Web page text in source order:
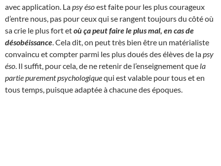
avec application. Lapsy ésoest faite pour les plus courageux
d’entre nous, pas pour ceux qui se rangent toujours du côté où
sa crie le plus fort etoù ça peut faire le plus mal, en cas de
désobéissance . Cela dit, on peut très bien être un matérialiste
convaincu et compter parmi les plus doués des élèves de lapsy
éso . Il suffit, pour cela, de ne retenir de l’enseignement que la
partie purement psychologiquequi est valable pour tous et en
tous temps, puisque adaptée à chacune des époques.